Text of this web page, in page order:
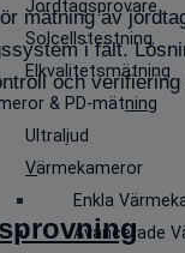
Jordtagsprovare
Solcellstestning
Elkvalitetsmätning
& PD-mätning
Ultraljud
Värmekameror
Enkla
Avancerade
mätning av
i fält.
och